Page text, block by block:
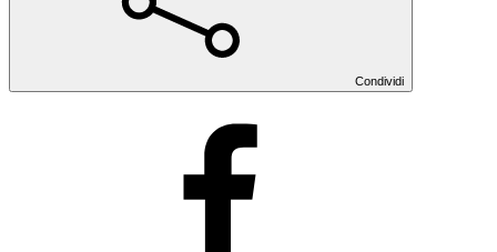
Condividi